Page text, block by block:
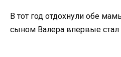
В тот год отдохнули обе
сыном Валера впервые стал